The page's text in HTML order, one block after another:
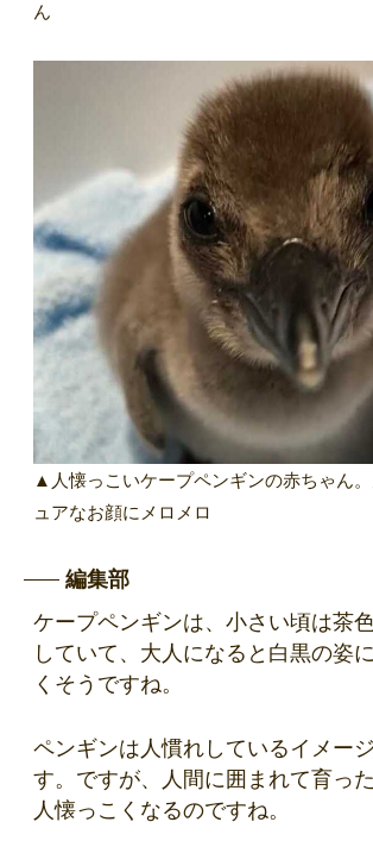
ん
▲人懐っこいケープペンギンの赤ちゃん
ュアなお顔にメロメロ
編集部
ケープペンギンは、小さい頃は茶
していて、大人になると白黒の姿
くそうですね。
ペンギンは人慣れしているイメー
す。ですが、人間に囲まれて育っ
人懐っこくなるのですね。